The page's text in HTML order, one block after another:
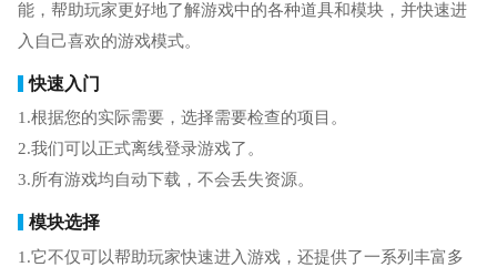
能，帮助玩家更好地了解游戏中的各种道具和模块，并快速进
入自己喜欢的游戏模式。
快速入门
1.根据您的实际需要，选择需要检查的项目。
2.我们可以正式离线登录游戏了。
3.所有游戏均自动下载，不会丢失资源。
模块选择
1.它不仅可以帮助玩家快速进入游戏，还提供了一系列丰富多